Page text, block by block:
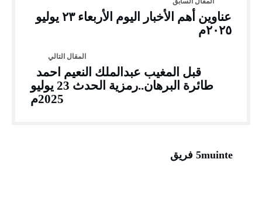
عناوين أهم الأخبار اليوم الأربعاء ٢٣ يوليو
٢٠٢٥م
قبل المغيب عبدالملك النعيم احمد
طائرة البرهان..رمزية الحدث 23 يوليو
2025م
5muinte فريق